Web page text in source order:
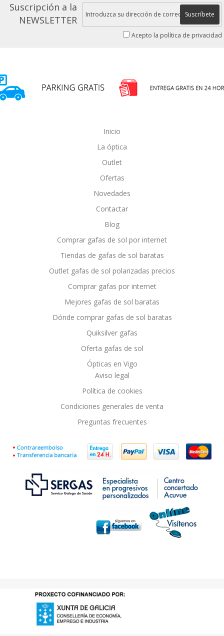
Suscripción a la
NEWSLETTER
Suscríbete
Acepto la política de privacidad
Inicio
La óptica
Outlet
Ofertas
Novedades
Contactar
Blog
Comprar gafas de sol por internet
Tiendas de gafas de sol baratas
Outlet gafas de sol polarizadas precios
Comprar gafas por internet
Mejores gafas de sol baratas
Dónde comprar gafas de sol baratas
Quiksilver gafas
Oferta gafas de sol
Ópticas en Vigo
Aviso legal
Política de cookies
Condiciones generales de venta
Preguntas frecuentes